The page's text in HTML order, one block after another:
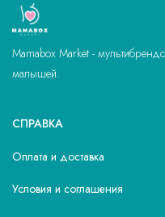
Mamabox Market -
малышей.
СПРАВКА
Оплата и доставка
Условия и соглашения